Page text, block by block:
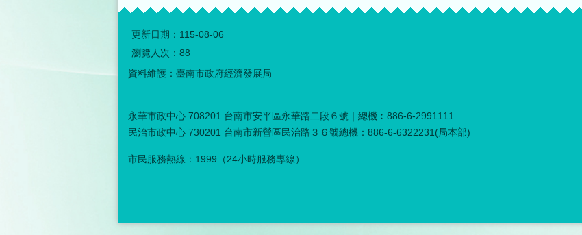
更新日期： 115-08-06
瀏覽人次： 88
資料維護：臺南市政府經濟發展局
永華市政中心 708201 台南市安平區永華路二段６號｜總機︰886-6-2991111
民治市政中心 730201 台南市新營區民治路３６號總機：886-6-6322231(局本部)
市民服務熱線：1999（24小時服務專線）